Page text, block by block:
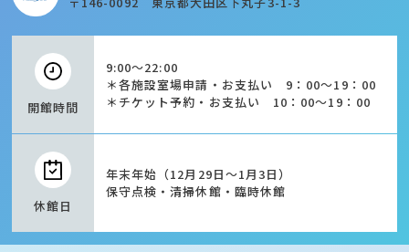
開館時間
9:00～22:00
＊各施設室場申請・お支払い 9：00～19：00
＊チケット予約・お支払い 10：00～19：00
休館日
年末年始（12月29日～1月3日）
保守点検・清掃休館・臨時休館